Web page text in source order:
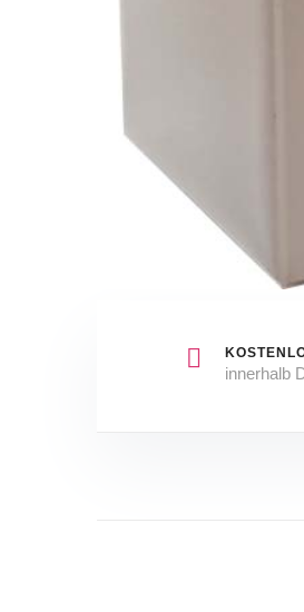
innerhalb